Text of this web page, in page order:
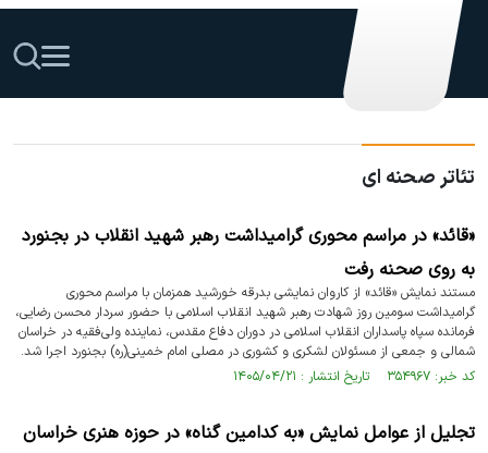
تئاتر صحنه ای
«قائد» در مراسم محوری گرامیداشت رهبر شهید انقلاب در بجنورد
به روی صحنه رفت
مستند نمایش «قائد» از کاروان نمایشی بدرقه خورشید همزمان با مراسم محوری
گرامیداشت سومین روز شهادت رهبر شهید انقلاب اسلامی با حضور سردار محسن رضایی،
فرمانده سپاه پاسداران انقلاب اسلامی در دوران دفاع مقدس، نماینده ولی‌فقیه در خراسان
شمالی و جمعی از مسئولان لشکری و کشوری در مصلی امام خمینی(ره) بجنورد اجرا شد.
کد خبر: ۳۵۴۹۶۷ تاریخ انتشار : ۱۴۰۵/۰۴/۲۱
تجلیل از عوامل نمایش «به کدامین گناه» در حوزه هنری خراسان